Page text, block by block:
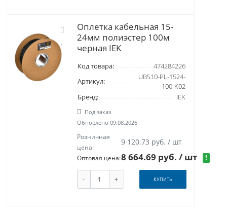
Оплетка кабельная 15-
24мм полиэстер 100м
черная IEK
Код товара:
474284226
Артикул:
UBS10-PL-1524-
100-K02
Бренд:
IEK
Под заказ
Обновлено 09.08.2026
Розничная
цена:
9 120.73 руб. / шт
Оптовая цена:8 664.69 руб./ шт !
- + КУПИТЬ